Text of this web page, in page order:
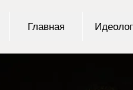
Главная